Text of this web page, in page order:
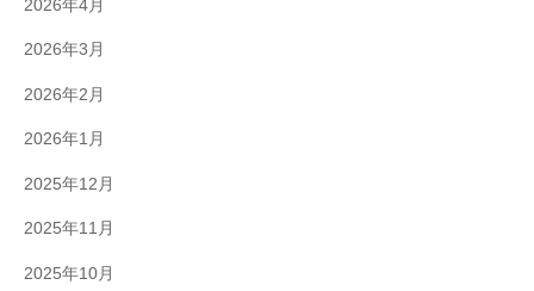
2026年4月
2026年3月
2026年2月
2026年1月
2025年12月
2025年11月
2025年10月